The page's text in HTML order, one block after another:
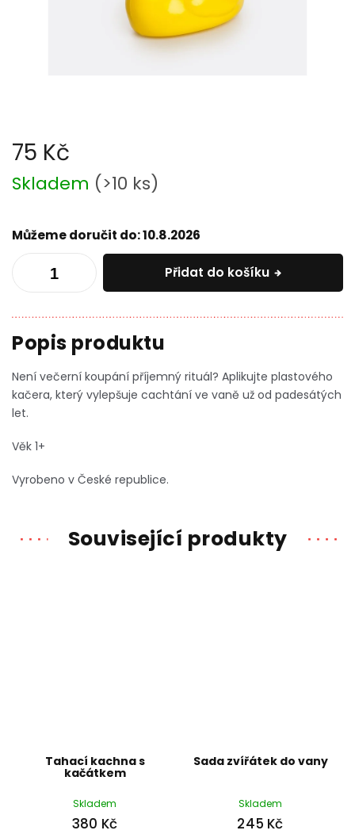
75 Kč
Měrná
cena:
Skladem (>10 ks)
Můžeme doručit do:10.8.2026
Přidat do košíku
Není večerní koupání příjemný rituál? Aplikujte plastového
kačera, který vylepšuje cachtání ve vaně už od padesátých
let.
Věk 1+
Vyrobeno v České republice.
Související produkty
Tahací kachna s
kačátkem
Skladem
380 Kč
Sada zvířátek do vany
Skladem
245 Kč